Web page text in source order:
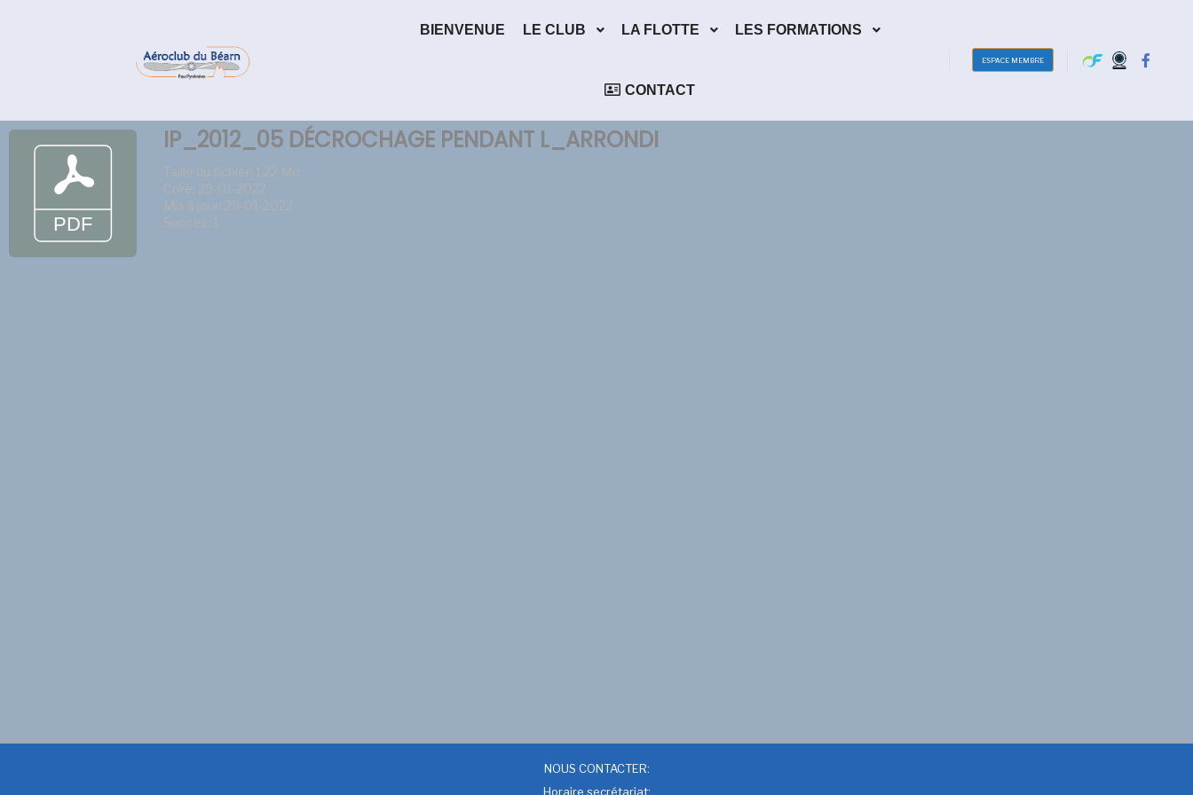
BIENVENUE LE CLUB LA FLOTTE LES FORMATIONS
CONTACT
ESPACE MEMBRE
IP_2012_05 DÉCROCHAGE PENDANT L_ARRONDI
Taille du fichier: 1.22 Mo
Créé: 29-01-2022
Mis à jour: 29-01-2022
Succès: 1
NOUS CONTACTER:
Horaire secrétariat: